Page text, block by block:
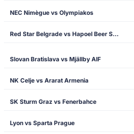
NEC Nimègue vs Olympiakos
Red Star Belgrade vs Hapoel Beer Sheva
Slovan Bratislava vs Mjällby AIF
NK Celje vs Ararat Armenia
SK Sturm Graz vs Fenerbahce
Lyon vs Sparta Prague